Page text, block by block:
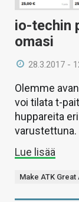
io-techin
omasi
28.3.2017 -
Olemme
voi tilata t-
huppareita
varustettuna.
Lue lisää
Make ATK Great